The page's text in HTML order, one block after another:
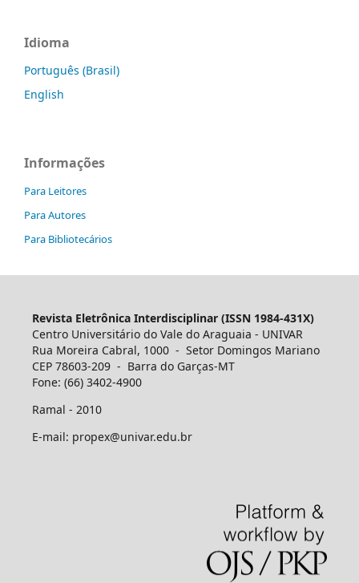
Idioma
Português (Brasil)
English
Informações
Para Leitores
Para Autores
Para Bibliotecários
Revista Eletrônica Interdisciplinar (ISSN 1984-431X)
Centro Universitário do Vale do Araguaia - UNIVAR
Rua Moreira Cabral, 1000 - Setor Domingos Mariano
CEP 78603-209 - Barra do Garças-MT
Fone: (66) 3402-4900
Ramal - 2010
E-mail: propex@univar.edu.br